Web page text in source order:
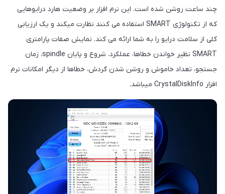
چند ساعت روشن شده است. این نرم افزار بر وضعیت هارد درایوهایی
که از تکنولوژی SMART استفاده می کنند نظارت میکند و یک ارزیابی
کلی از سلامت درایو را به شما ارائه می کند. نمایش صفات پارامتری
SMART نظیر خواندن خطاها، عملکرد، شروع و پایان spindle، زمان
جستجو، تعداد خاموش و روشن شدن گردش، خطاها از دیگر امکانات نرم
افزار CrystalDiskInfo میباشد.